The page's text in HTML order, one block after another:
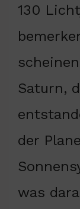
130
Saturn,
der
was